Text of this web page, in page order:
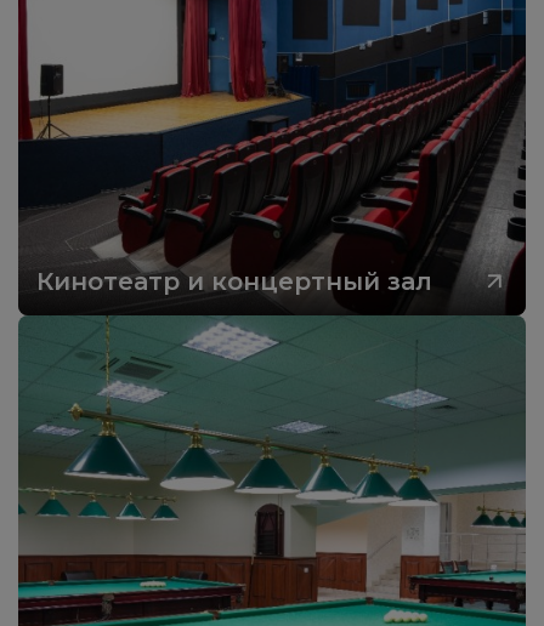
Кинотеатр и концертный зал